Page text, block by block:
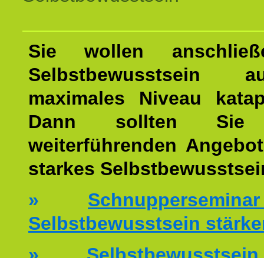
Sie wollen
Selbstbewusstsein
maximales Niveau
Dann sollten Sie
weiterführenden
starkes
»
Selbstbewusstsein